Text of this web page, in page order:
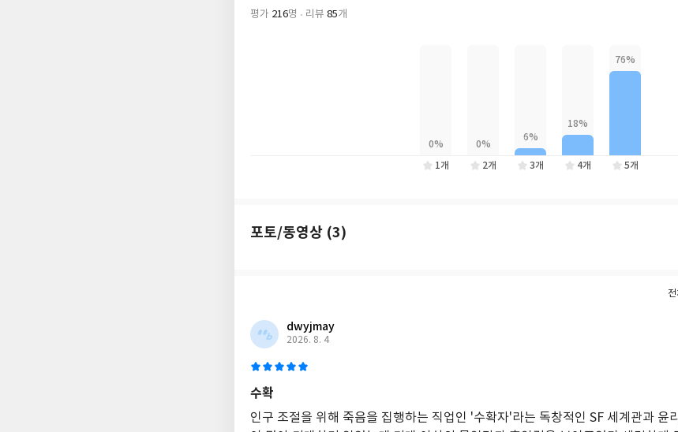
달한 미래 세계의 모습 속에서 삶과 죽음의 의미까지 아우르는 철학적 질문들을 능수능란
평가 216명 리뷰 85개
1개 2개 3개 4개 5개
포토/동영상 (3)
dwyjmay
2026. 8. 4
수확
인구 조절을 위해 죽음을 집행하는 직업인 '수확자'라는 독창적인 SF 세계관과 윤